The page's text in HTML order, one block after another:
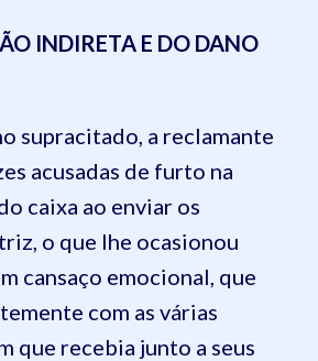
INDIRETA E DO DANO
supracitado, a reclamante
acusadas de furto na
caixa ao enviar os
o que lhe ocasionou
cansaço emocional, que
com as várias
que recebia junto a seus